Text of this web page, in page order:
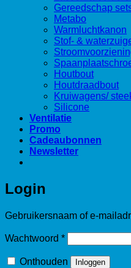
Gereedschap
Metabo
Warmluchtkanon
Stof- &
Houtbout
Houtdraadbout
Kruiwagens/
Silicone
Ventilatie
Promo
Cadeaubonnen
Newsletter
Login
Gebruikersnaam of e-
Wachtwoord *Vereist
Onthouden Inloggen